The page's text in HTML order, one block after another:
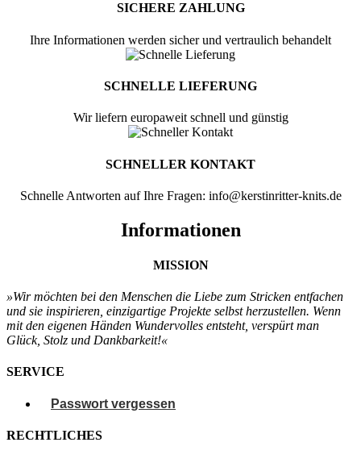
SICHERE ZAHLUNG
Ihre Informationen werden sicher und vertraulich behandelt
SCHNELLE LIEFERUNG
Wir liefern europaweit schnell und günstig
SCHNELLER KONTAKT
Schnelle Antworten auf Ihre Fragen: info@kerstinritter-knits.de
Informationen
MISSION
»Wir möchten bei den Menschen die Liebe zum Stricken entfachen
und sie inspirieren, einzigartige Projekte selbstherzustellen. Wenn
mit den eigenen Händen Wundervolles entsteht, verspürtman
Glück, Stolz und Dankbarkeit!«
SERVICE
Passwort vergessen
RECHTLICHES